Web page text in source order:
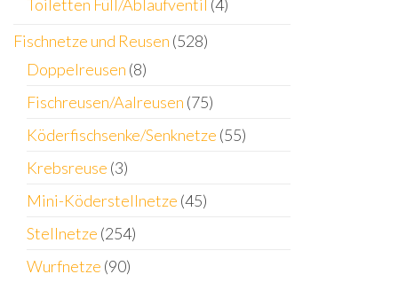
Toiletten Füll/Ablaufventil (4)
Fischnetze und Reusen (528)
Doppelreusen (8)
Fischreusen/Aalreusen (75)
Köderfischsenke/Senknetze (55)
Krebsreuse (3)
Mini-Köderstellnetze (45)
Stellnetze (254)
Wurfnetze (90)